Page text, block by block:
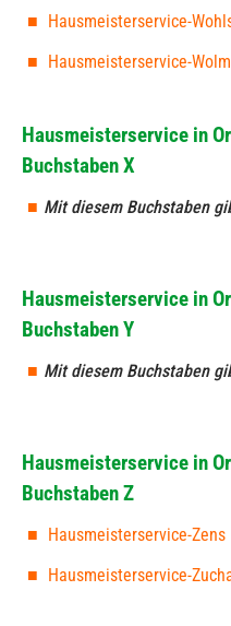
Hausmeisterservice-
Hausmeisterservice-
Hausmeisterservice in
Buchstaben X
Mit diesem Buchstaben
Hausmeisterservice in
Buchstaben Y
Mit diesem Buchstaben
Hausmeisterservice in
Buchstaben Z
Hausmeisterservice-Zens
Hausmeisterservice-